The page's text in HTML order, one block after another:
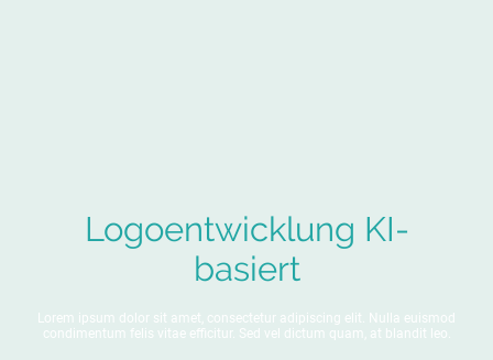
Logoentwicklung KI-
basiert
Lorem ipsum dolor sit amet, consectetur adipiscing elit. Nulla euismod
condimentum felis vitae efficitur. Sed vel dictum quam, at blandit leo.